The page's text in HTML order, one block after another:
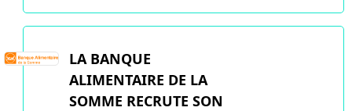
LA BANQUE
ALIMENTAIRE DE LA
SOMME RECRUTE SON